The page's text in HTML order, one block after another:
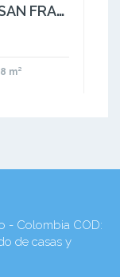
VENTA APARTAMENTO EN SAN FRANCISCO COD: 1037
m²
- Colombia COD:
de casas y